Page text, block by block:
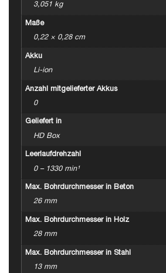
3,051 kg
Maße
0,22 × 0,28 cm
Akku
Li-ion
Anzahl mitgelieferter Akkus
0
Geliefert in
HD Box
Leerlaufdrehzahl
0 – 1330 min¹
Max. Bohrdurchmesser in Beton
26 mm
Max. Bohrdurchmesser in Holz
28 mm
Max. Bohrdurchmesser in Stahl
13 mm